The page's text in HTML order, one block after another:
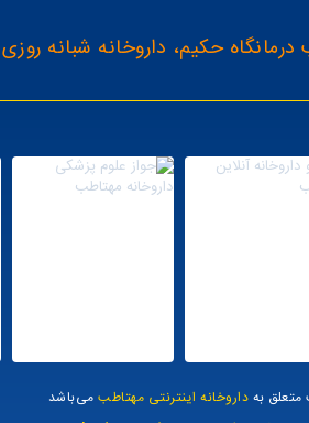
حکیم، داروخانه شبانه
به داروخانه اینترنتی مهتاطب می‌باشد